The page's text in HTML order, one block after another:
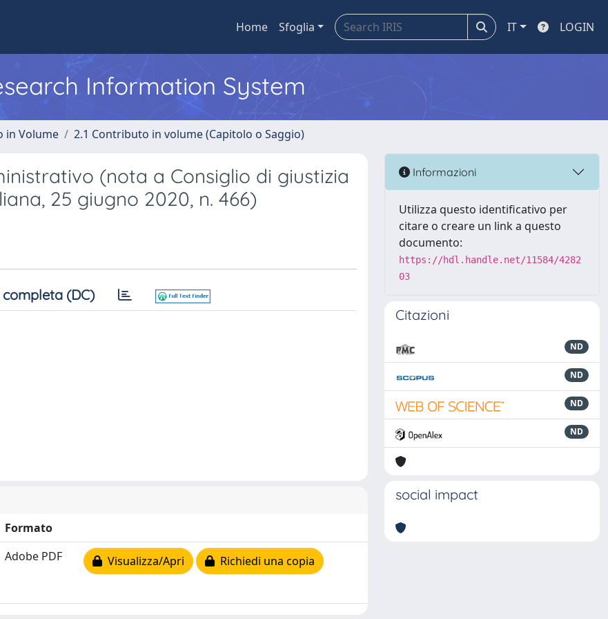
Home Sfoglia IT LOGIN
Information System
in Volume 2.1 Contributo in volume (Capitolo o Saggio)
(nota a Consiglio di giustizia
25 giugno 2020, n. 466)
completa (DC)
Formato
Adobe PDF Visualizza/Apri Richiedi una copia
Informazioni
Utilizza questo identificativo per
citare o creare un link a questo
documento:
https://hdl.handle.net/11584/4282
03
Citazioni
ND
ND
ND
ND
social impact